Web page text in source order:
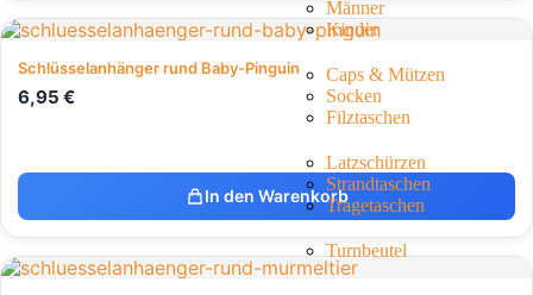
Männer
Kinder
Caps & Mützen
Socken
Filztaschen
Latzschürzen
Strandtaschen
Tragetaschen
Turnbeutel
Schlüsselanhänger rund Baby-Pinguin
6,95 €
In den Warenkorb